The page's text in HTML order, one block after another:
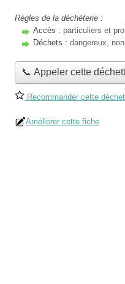
Règles de la déchèterie :
Accès : particuliers et
Déchets : dangereux,
📞 Appeler cette
Recommander cette
Améliorer cette fiche